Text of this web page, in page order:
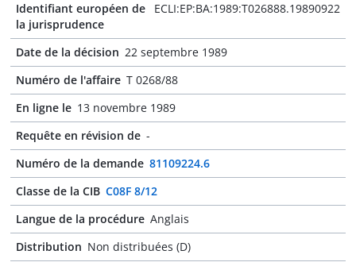
Identifiant européen de
la jurisprudence
ECLI:EP:BA:1989:T026888.19890922
Date de la décision 22 septembre 1989
Numéro de l'affaire T 0268/88
En ligne le 13 novembre 1989
Requête en révision de -
Numéro de la demande 81109224.6
Classe de la CIB C08F 8/12
Langue de la procédure Anglais
Distribution Non distribuées (D)